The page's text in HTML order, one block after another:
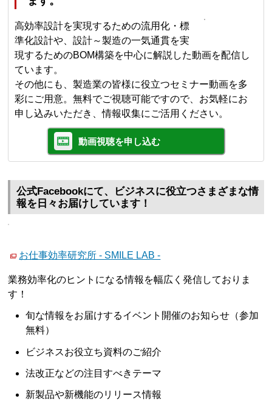
高効率設計を実現するための流用化・標
準化設計や、設計～製造の一気通貫を実
現するためのBOM構築を中心に解説した動画を配信し
ています。
その他にも、製造業の皆様に役立つセミナー動画を多
彩にご用意。無料でご視聴可能ですので、お気軽にお
申し込みいただき、情報収集にご活用ください。
動画視聴を申し込む
公式Facebookにて、ビジネスに役立つさまざまな情
報を日々お届けしています！
お仕事効率研究所 - SMILE LAB -
業務効率化のヒントになる情報を幅広く発信しておりま
す！
旬な情報をお届けするイベント開催のお知らせ（参加
無料）
ビジネスお役立ち資料のご紹介
法改正などの注目すべきテーマ
新製品や新機能のリリース情報